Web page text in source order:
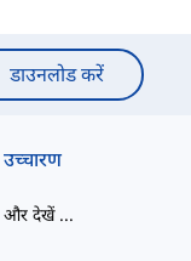
डाउनलोड करें
उच्चारण
और देखें...